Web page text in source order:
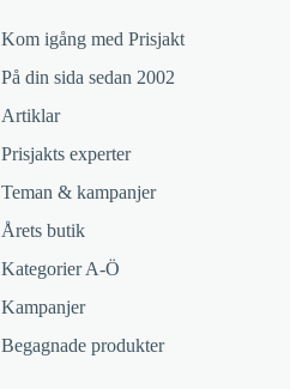
Kom igång med Prisjakt
På din sida sedan 2002
Artiklar
Prisjakts experter
Teman & kampanjer
Årets butik
Kategorier A-Ö
Kampanjer
Begagnade produkter